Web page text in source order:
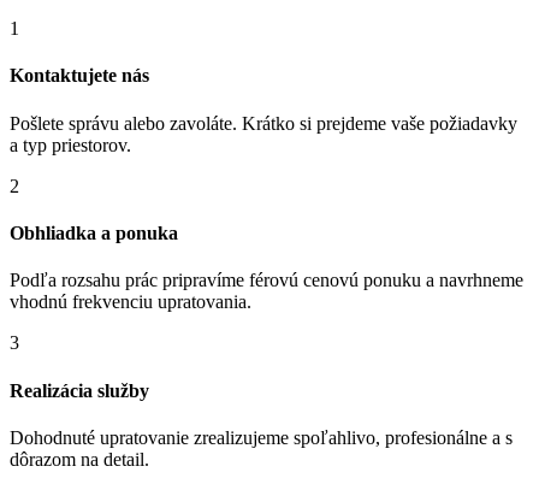
1
Kontaktujete nás
Pošlete správu alebo zavoláte. Krátko si prejdeme vaše požiadavky
a typ priestorov.
2
Obhliadka a ponuka
Podľa rozsahu prác pripravíme férovú cenovú ponuku a navrhneme
vhodnú frekvenciu upratovania.
3
Realizácia služby
Dohodnuté upratovanie zrealizujeme spoľahlivo, profesionálne a s
dôrazom na detail.